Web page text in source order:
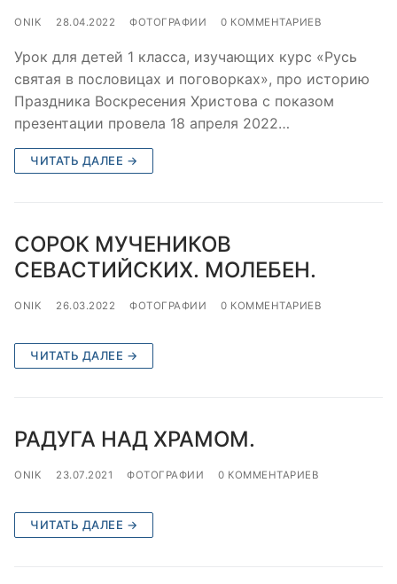
ONIK 28.04.2022 ФОТОГРАФИИ 0 КОММЕНТАРИЕВ
Урок для детей 1 класса, изучающих курс «Русь
святая в пословицах и поговорках», про историю
Праздника Воскресения Христова с показом
презентации провела 18 апреля 2022…
ЧИТАТЬ ДАЛЕЕ →
СОРОК МУЧЕНИКОВ
СЕВАСТИЙСКИХ. МОЛЕБЕН.
ONIK 26.03.2022 ФОТОГРАФИИ 0 КОММЕНТАРИЕВ
ЧИТАТЬ ДАЛЕЕ →
РАДУГА НАД ХРАМОМ.
ONIK 23.07.2021 ФОТОГРАФИИ 0 КОММЕНТАРИЕВ
ЧИТАТЬ ДАЛЕЕ →